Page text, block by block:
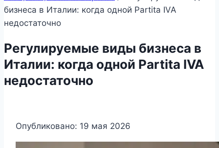
бизнеса в Италии: когда одной Partita IVA
недостаточно
Регулируемые виды бизнеса в
Италии: когда одной Partita IVA
недостаточно
Опубликовано: 19 мая 2026